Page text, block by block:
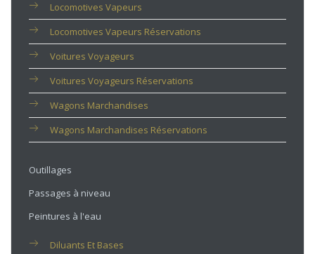
Locomotives Vapeurs
Locomotives Vapeurs Réservations
Voitures Voyageurs
Voitures Voyageurs Réservations
Wagons Marchandises
Wagons Marchandises Réservations
Outillages
Passages à niveau
Peintures à l'eau
Diluants Et Bases